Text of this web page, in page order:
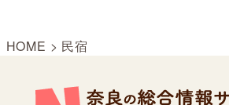
HOME > 民宿